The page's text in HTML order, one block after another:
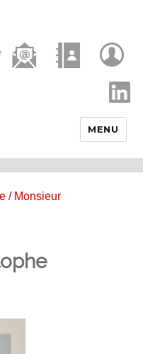
MENU
/ Monsieur